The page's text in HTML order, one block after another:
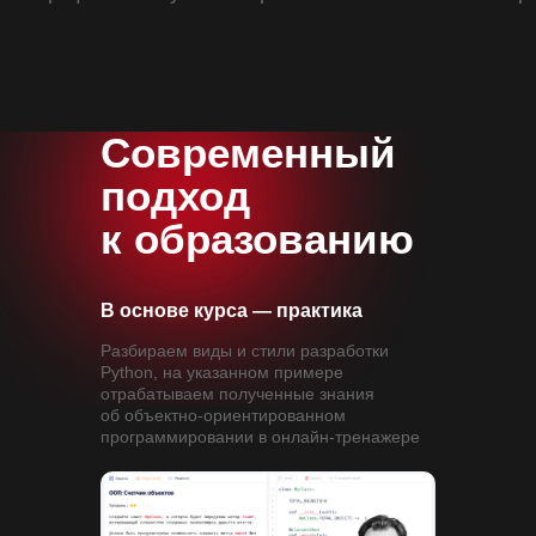
В основе курса — практика
Разбираем виды и стили разработки
Python, на указанном примере
отрабатываем полученные знания
об объектно-ориентированном
программировании в онлайн-тренажере
Современный
подход
к образованию
7 модулей за 1 месяц